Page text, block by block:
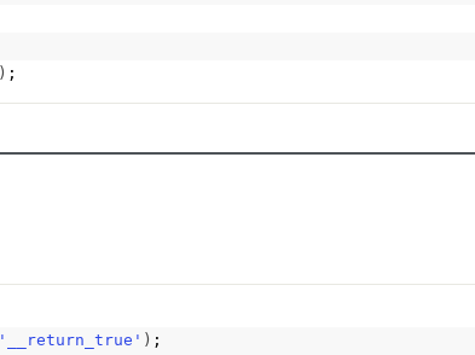
) ;
'__return_true' ) ;